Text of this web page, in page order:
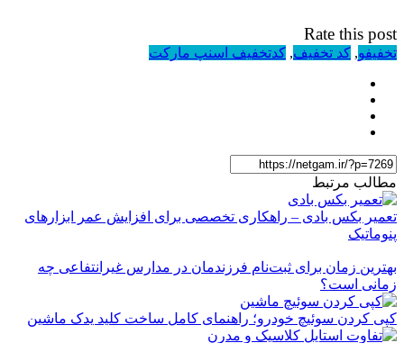
Rate this post
تخفیفو, کد تخفیف, کدتخفیف اسنپ مارکت
مطالب مرتبط
تعمیر بکس بادی – راهکاری تخصصی برای افزایش عمر ابزارهای
پنوماتیک
بهترین زمان برای ثبت‌نام فرزندمان در مدارس غیرانتفاعی چه
زمانی است؟
کپی کردن سوئیچ خودرو؛ راهنمای کامل ساخت کلید یدک ماشین